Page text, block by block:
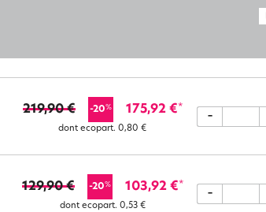
219,90 € -20% 175,92 €*
dont ecopart. 0,80 €
-
129,90 € -20% 103,92 €*
dont ecopart. 0,53 €
-